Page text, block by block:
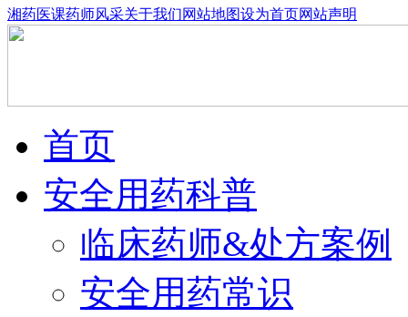
湘药医课药师风采关于我们网站地图设为首页网站声明
首页
安全用药科普
临床药师&处方案例
安全用药常识